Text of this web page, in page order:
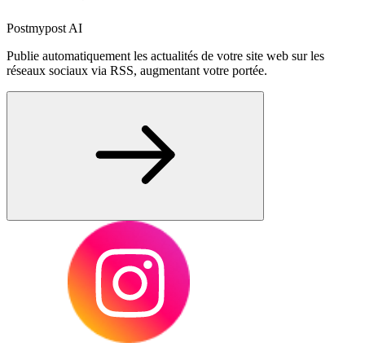
Postmypost AI
Publie automatiquement les actualités de votre site web sur les
réseaux sociaux via RSS, augmentant votre portée.